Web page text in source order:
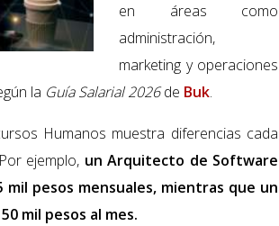
en áreas como
administración,
marketing y operaciones
la Guía Salarial 2026de Buk.
Humanos muestra diferencias cada
ejemplo, un Arquitecto de Software
mil pesos mensuales, mientras que un
mil pesos al mes.